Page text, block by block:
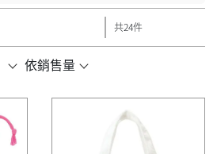
共24件
依銷售量